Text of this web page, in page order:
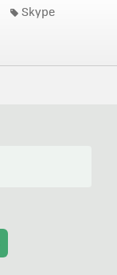
Skype